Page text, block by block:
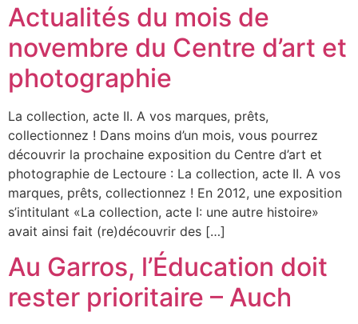
Actualités du mois de
novembre du Centre d’art et
photographie
La collection, acte II. A vos marques, prêts,
collectionnez ! Dans moins d’un mois, vous pourrez
découvrir la prochaine exposition du Centre d’art et
photographie de Lectoure : La collection, acte II. A vos
marques, prêts, collectionnez ! En 2012, une exposition
s’intitulant «La collection, acte I: une autre histoire»
avait ainsi fait (re)découvrir des […]
Au Garros, l’Éducation doit
rester prioritaire – Auch